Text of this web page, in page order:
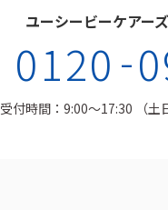
ユーシービーケアー
0120-
受付時間：9:00～17:30 （